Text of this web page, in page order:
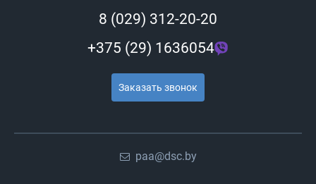
8 (029) 312-20-20
+375 (29) 1636054
Заказать звонок
paa@dsc.by